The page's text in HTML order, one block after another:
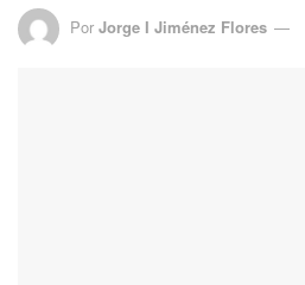
Por Jorge I Jiménez Flores